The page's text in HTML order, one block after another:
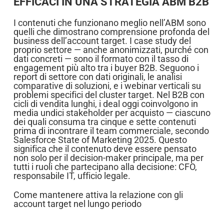
I contenuti che funzionano meglio nell’ABM sono
quelli che dimostrano comprensione profonda del
business dell’account target. I case study del
proprio settore — anche anonimizzati, purché con
dati concreti — sono il formato con il tasso di
engagement più alto tra i buyer B2B. Seguono i
report di settore con dati originali, le analisi
comparative di soluzioni, e i webinar verticali su
problemi specifici del cluster target. Nel B2B con
cicli di vendita lunghi, i deal oggi coinvolgono in
media undici stakeholder per acquisto — ciascuno
dei quali consuma tra cinque e sette contenuti
prima di incontrare il team commerciale, secondo
Salesforce State of Marketing 2025. Questo
significa che il contenuto deve essere pensato
non solo per il decision-maker principale, ma per
tutti i ruoli che partecipano alla decisione: CFO,
responsabile IT, ufficio legale.
Come mantenere attiva la relazione con gli
account target nel lungo periodo